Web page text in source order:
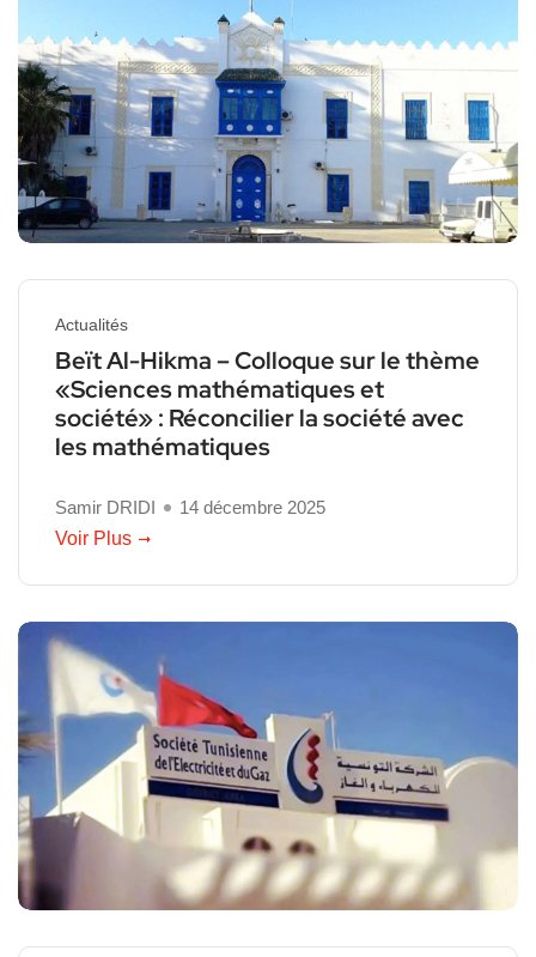
Actualités
Beït Al-Hikma – Colloque sur le thème
«Sciences mathématiques et
société» : Réconcilier la société avec
les mathématiques
Samir DRIDI
14 décembre 2025
Voir Plus